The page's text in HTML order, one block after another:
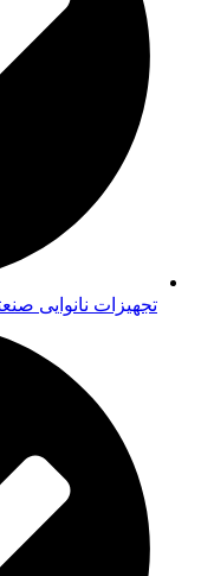
تجهیزات نانوایی